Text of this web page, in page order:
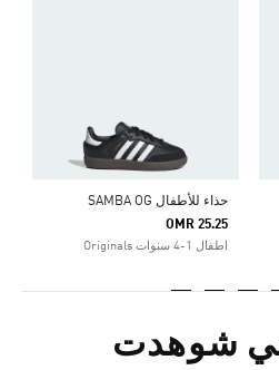
حذاء للأطفال SAMBA OG
OMR 25.25
اطفال 1-4 سنوات Originals
شوهدت